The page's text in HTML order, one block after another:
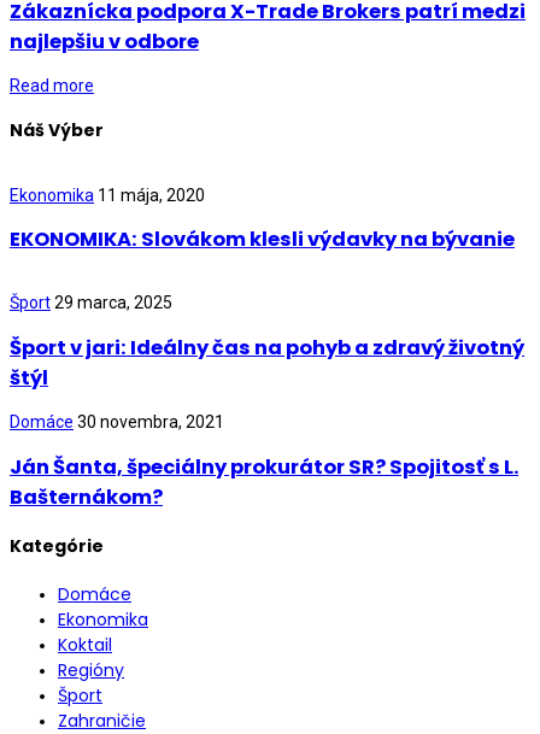
Zákaznícka podpora X-Trade Brokers patrí medzi
najlepšiu v odbore
Read more
Náš Výber
Ekonomika 11 mája, 2020
EKONOMIKA: Slovákom klesli výdavky na bývanie
Šport29 marca, 2025
Šport v jari: Ideálny čas na pohyb a zdravý životný
štýl
Domáce 30 novembra, 2021
Ján Šanta, špeciálny prokurátor SR? Spojitosť s L.
Bašternákom?
Kategórie
Domáce
Ekonomika
Koktail
Regióny
Šport
Zahraničie